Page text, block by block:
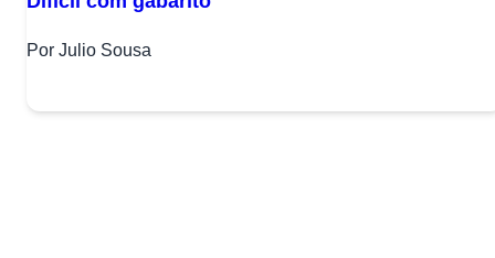
Por Julio Sousa